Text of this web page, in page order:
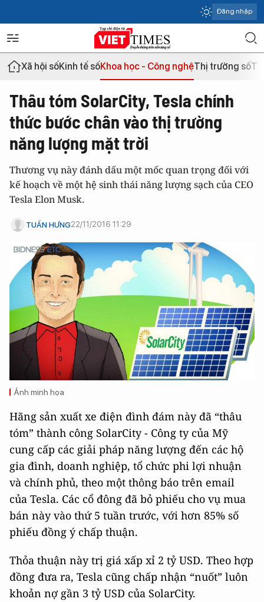
Đăng nhập
Xã hội sốKinh tế sốKhoa học - Công nghệThị trường số
Thâu tóm SolarCity, Tesla chính
thức bước chân vào thị trường
năng lượng mặt trời
Thương vụ này đánh dấu một mốc quan trọng đối với
kế hoạch về một hệ sinh thái năng lượng sạch của CEO
Tesla Elon Musk.
TUẤN HƯNG22/11/2016 11:29
Ảnh minh họa
Hãng sản xuất xe điện đình đám này đã “thâu
tóm” thành công SolarCity - Công ty của Mỹ
cung cấp các giải pháp năng lượng đến các hộ
gia đình, doanh nghiệp, tổ chức phi lợi nhuận
và chính phủ, theo một thông báo trên email
của Tesla. Các cổ đông đã bỏ phiếu cho vụ mua
bán này vào thứ 5 tuần trước, với hơn 85% số
phiếu đồng ý chấp thuận.
Thỏa thuận này trị giá xấp xỉ 2 tỷ USD. Theo hợp
đồng đưa ra, Tesla cũng chấp nhận “nuốt” luôn
khoản nợ gần 3 tỷ USD của SolarCity.